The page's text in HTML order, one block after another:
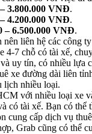
3.800.000 VNĐ.
4.200.000 VNĐ.
– 6.500.000 VNĐ.
nên liên hệ các công
4-7 chỗ có tài xế,
uy tín, có nhiều lựa
xe đường dài liên
lịch nhiều loại.
với nhiều loại xe
có tài xế. Bạn có
cung cấp dịch vụ
Grab cũng có thể